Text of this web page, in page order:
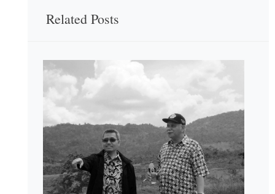
Related Posts